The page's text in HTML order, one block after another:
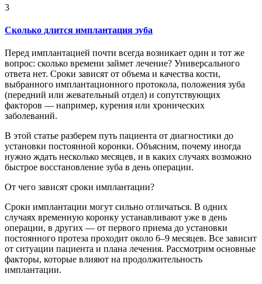
3
Сколько длится имплантация зуба
Перед имплантацией почти всегда возникает один и тот же
вопрос: сколько времени займет лечение? Универсального
ответа нет. Сроки зависят от объема и качества кости,
выбранного имплантационного протокола, положения зуба
(передний или жевательный отдел) и сопутствующих
факторов — например, курения или хронических
заболеваний.
В этой статье разберем путь пациента от диагностики до
установки постоянной коронки. Объясним, почему иногда
нужно ждать несколько месяцев, и в каких случаях возможно
быстрое восстановление зуба в день операции.
От чего зависят сроки имплантации?
Сроки имплантации могут сильно отличаться. В одних
случаях временную коронку устанавливают уже в день
операции, в других — от первого приема до установки
постоянного протеза проходит около 6–9 месяцев. Все зависит
от ситуации пациента и плана лечения. Рассмотрим основные
факторы, которые влияют на продолжительность
имплантации.